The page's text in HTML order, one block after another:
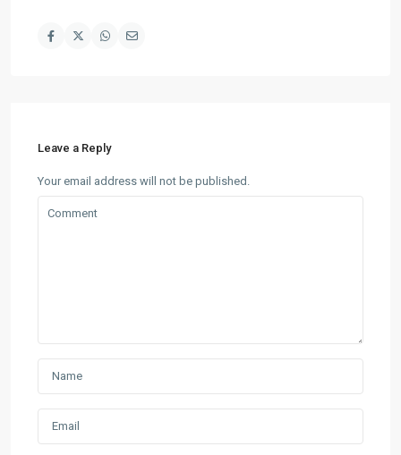
Leave a Reply
Your email address will not be published.